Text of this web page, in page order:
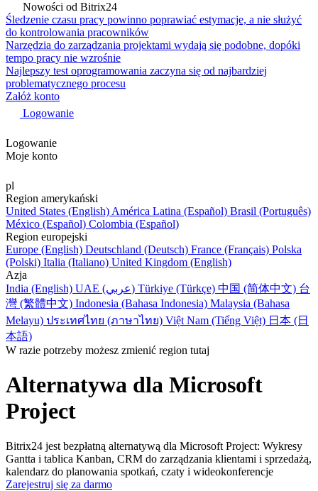
Nowości od Bitrix24
Śledzenie czasu pracy powinno poprawiać estymacje, a nie służyć
do kontrolowania pracowników
Narzędzia do zarządzania projektami wydają się podobne, dopóki
tempo pracy nie wzrośnie
Najlepszy test oprogramowania zaczyna się od najbardziej
problematycznego procesu
Załóż konto
Logowanie
Logowanie
Moje konto
pl
Region amerykański
United States (English) América Latina (Español) Brasil (Português)
México (Español) Colombia (Español)
Region europejski
Europe (English) Deutschland (Deutsch) France (Français) Polska
(Polski) Italia (Italiano) United Kingdom (English)
Azja
India (English)
UAE (عربي) Türkiye (Türkçe) 中国 (简体中文) 台
灣 (繁體中文) Indonesia (Bahasa Indonesia) Malaysia (Bahasa
Melayu) ประเทศไทย (ภาษาไทย) Việt Nam (Tiếng Việt) 日本 (日
本語)
W razie potrzeby możesz zmienić region tutaj
Alternatywa dla Microsoft
Project
Bitrix24 jest bezpłatną alternatywą dla Microsoft Project: Wykresy
Gantta i tablica Kanban, CRM do zarządzania klientami i sprzedażą,
kalendarz do planowania spotkań, czaty i wideokonferencje
Zarejestruj się za darmo